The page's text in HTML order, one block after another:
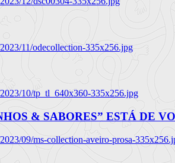
11/odecollection-335x256.jpg
10/tp_tl_640x360-335x256.jpg
& SABORES” ESTÁ DE
09/ms-collection-aveiro-prosa-